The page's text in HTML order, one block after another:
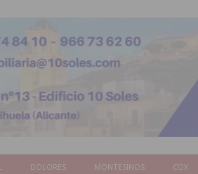
DOLORES MONTESINOS COX